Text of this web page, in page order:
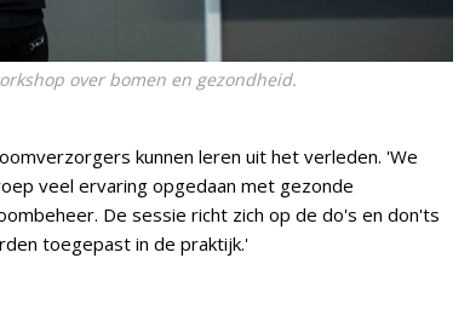
over bomen en gezondheid.
kunnen leren uit het verleden. 'We
veel ervaring opgedaan met gezonde
De sessie richt zich op de do's en don'ts
toegepast in de praktijk.'